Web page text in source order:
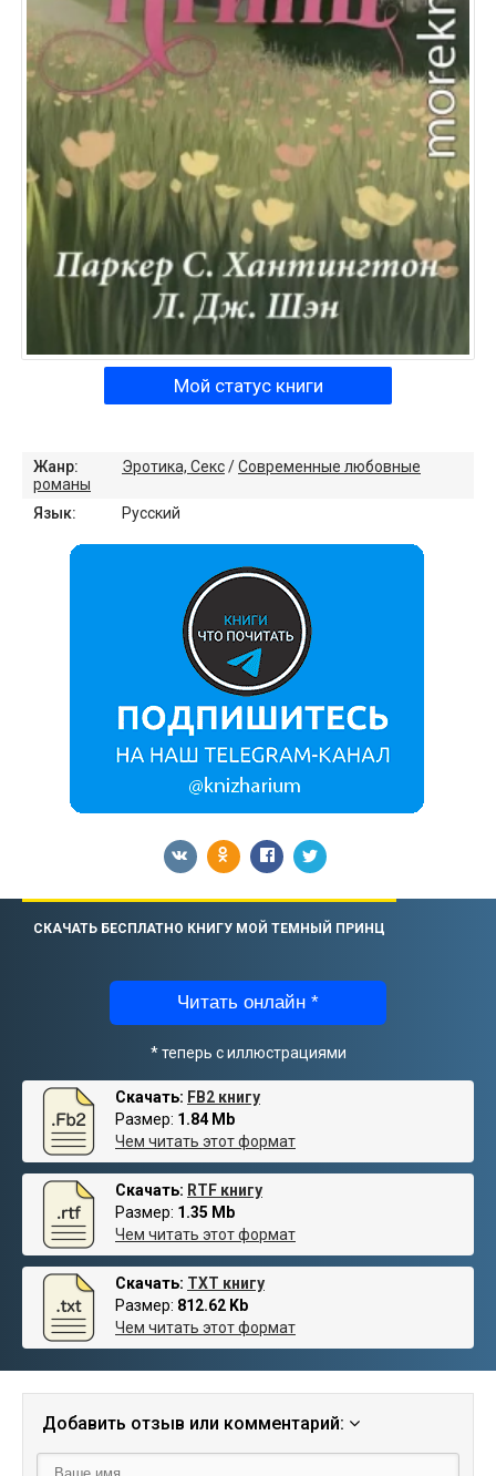
Мой статус книги
Жанр: Эротика, Секс/Современные любовные
романы
Язык:
Русский
СКАЧАТЬ БЕСПЛАТНО КНИГУ МОЙ ТЕМНЫЙ ПРИНЦ
Читать онлайн *
* теперь с иллюстрациями
Скачать: FB2 книгу
Размер: 1.84 Mb
Чем читать этот формат
Скачать: RTF книгу
Размер: 1.35 Mb
Чем читать этот формат
Скачать: TXT книгу
Размер: 812.62 Kb
Чем читать этот формат
Добавить отзыв или комментарий: